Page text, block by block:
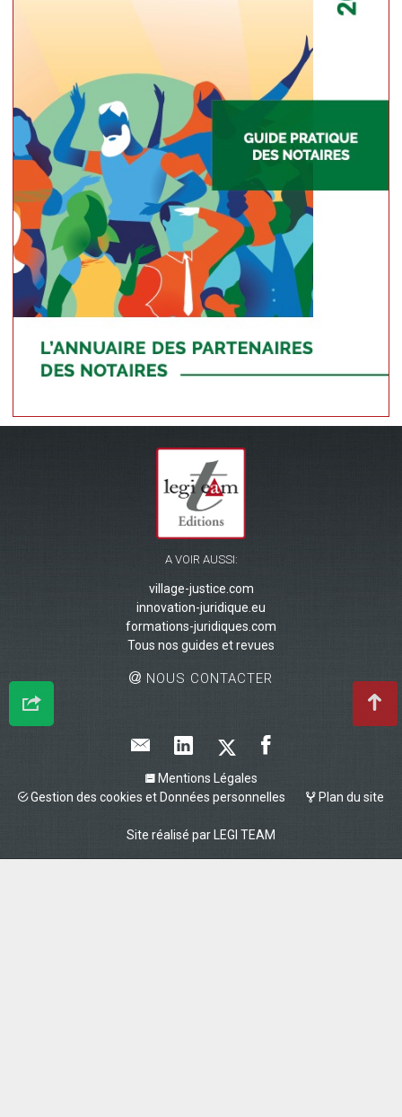
A VOIR AUSSI:
village-justice.com
innovation-juridique.eu
formations-juridiques.com
Tous nos guides et revues
NOUS CONTACTER
Mentions Légales
Gestion des cookies et Données personnelles
Plan du site
Site réalisé par LEGI TEAM